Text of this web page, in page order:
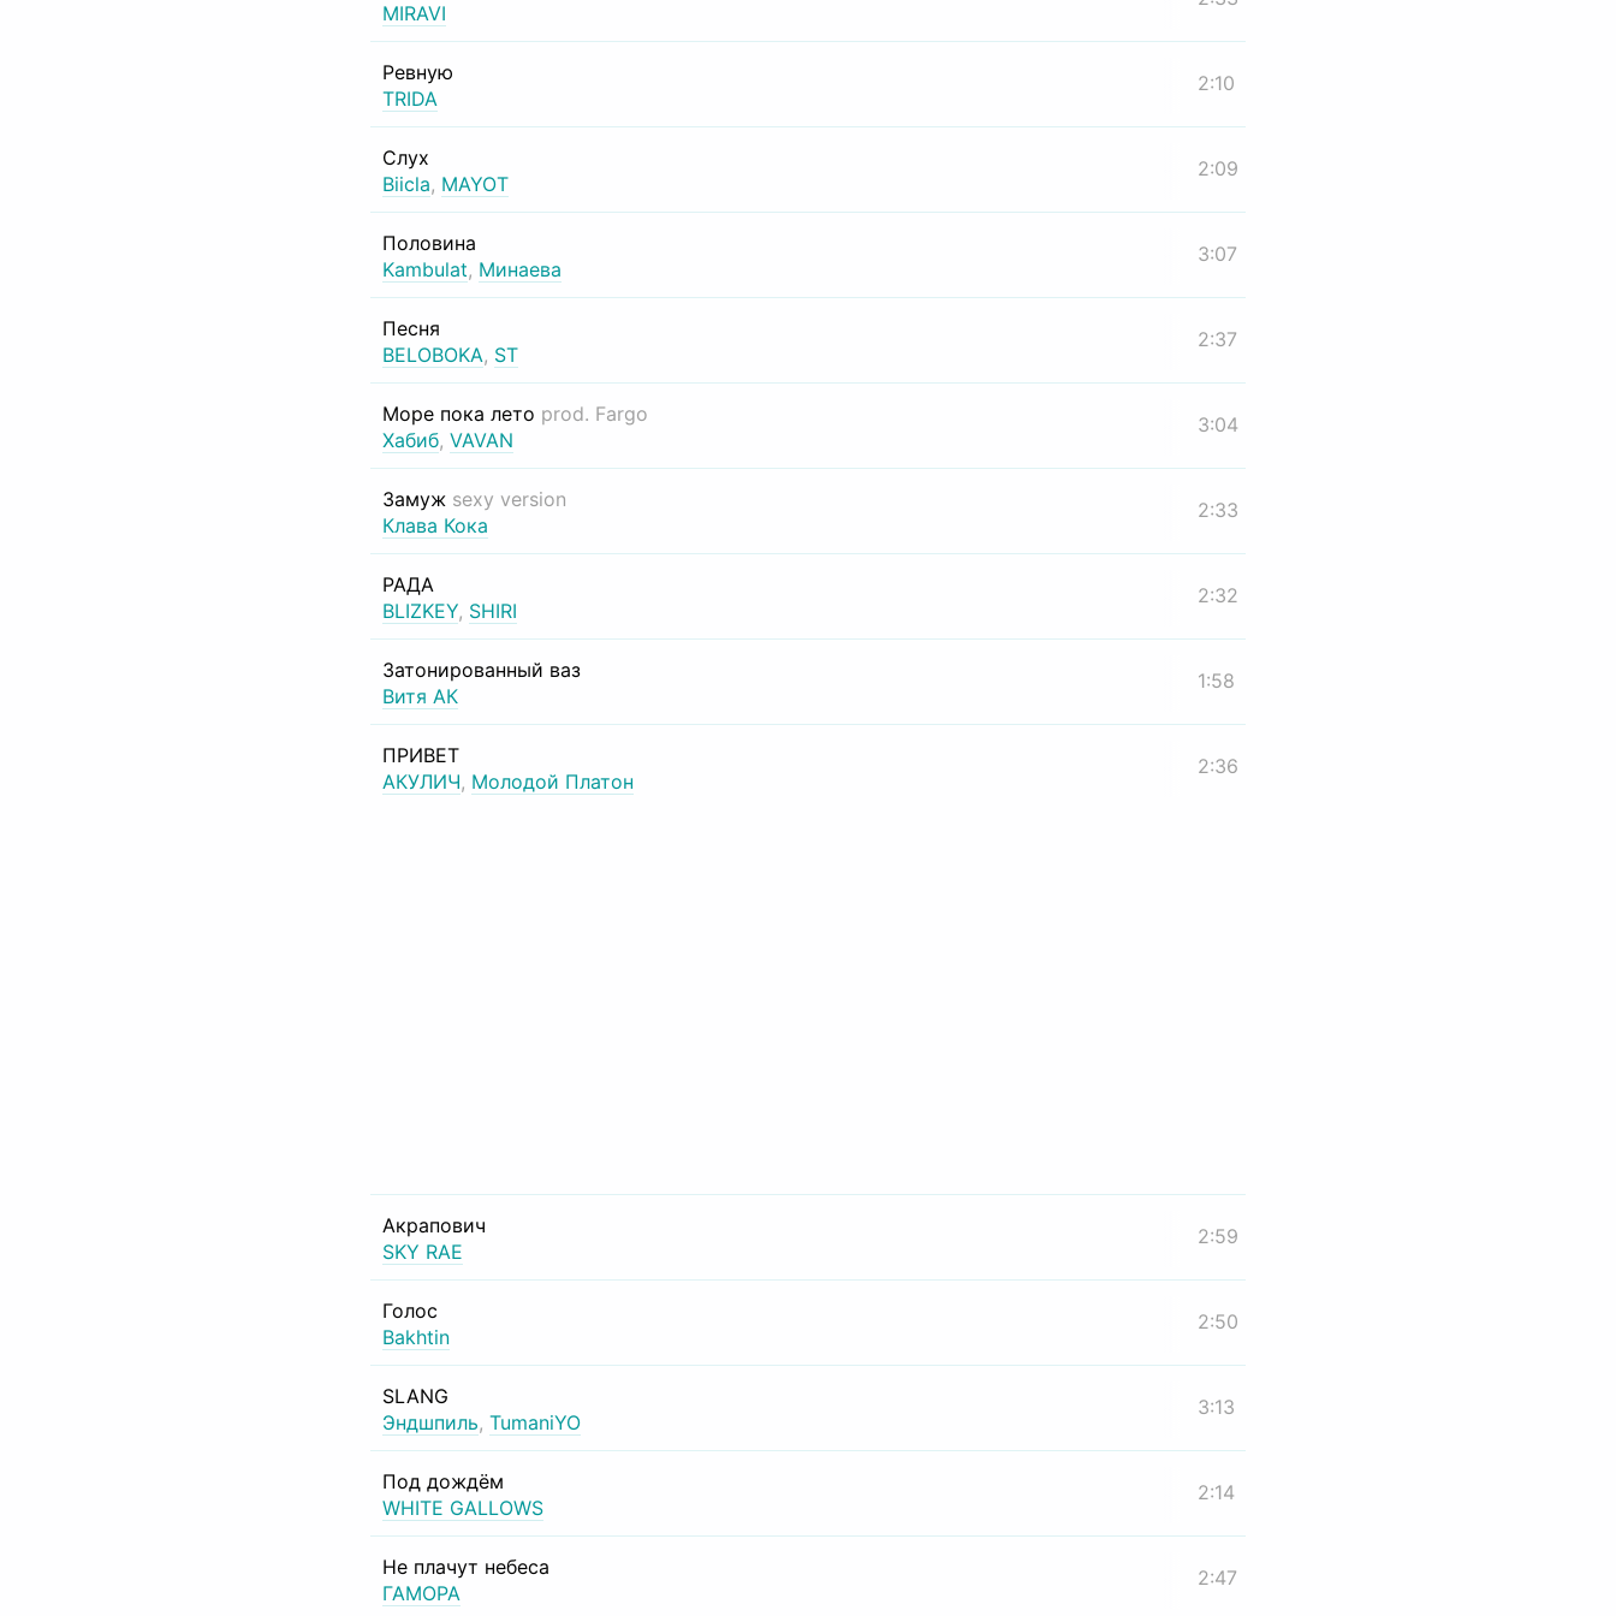
MIRAVI
Ревную
TRIDA
2:10
Слух
Biicla, MAYOT
2:09
Половина
Kambulat, Минаева
3:07
Песня
BELOBOKA, ST
2:37
Море пока лето prod. Fargo
Хабиб, VAVAN
3:04
Замуж sexy version
Клава Кока
2:33
РАДА
BLIZKEY, SHIRI
2:32
Затонированный ваз
Витя АК
1:58
ПРИВЕТ
АКУЛИЧ, Молодой Платон
2:36
Акрапович
SKY RAE
2:59
Голос
Bakhtin
2:50
SLANG
Эндшпиль, TumaniYO
3:13
Под дождём
WHITE GALLOWS
2:14
Не плачут небеса
ГАМОРА
2:47